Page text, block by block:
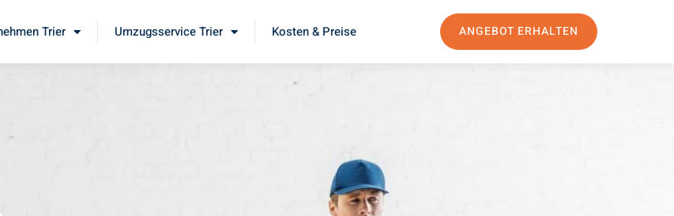
Trier Umzugsservice Trier Kosten & Preise ANGEBOT ERHALTEN